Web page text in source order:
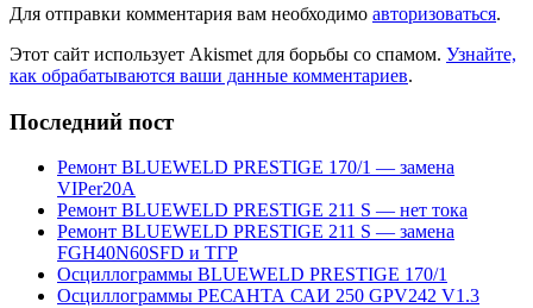
Для отправки комментария вам необходимо авторизоваться.
Этот сайт использует Akismet для борьбы со спамом. Узнайте,
как обрабатываются ваши данные комментариев.
Последний пост
Ремонт BLUEWELD PRESTIGE 170/1 — замена
VIPer20A
Ремонт BLUEWELD PRESTIGE 211 S — нет тока
Ремонт BLUEWELD PRESTIGE 211 S — замена
FGH40N60SFD и ТГР
Осциллограммы BLUEWELD PRESTIGE 170/1
Осциллограммы РЕСАНТА САИ 250 GPV242 V1.3